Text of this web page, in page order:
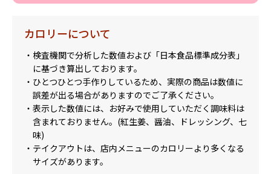
カロリーについて
・検査機関で分析した数値および「日本食品標準成分表」
に基づき算出しております。
・ひとつひとつ手作りしているため、実際の商品は数値に
誤差が出る場合がありますのでご了承ください。
・表示した数値には、お好みで使用していただく調味料は
含まれておりません。(紅生姜、醤油、ドレッシング、七
味)
・テイクアウトは、店内メニューのカロリーより多くなる
サイズがあります。